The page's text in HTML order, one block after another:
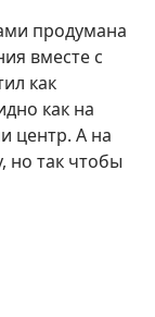
продумана
вместе с
как
как на
центр. А на
но так чтобы